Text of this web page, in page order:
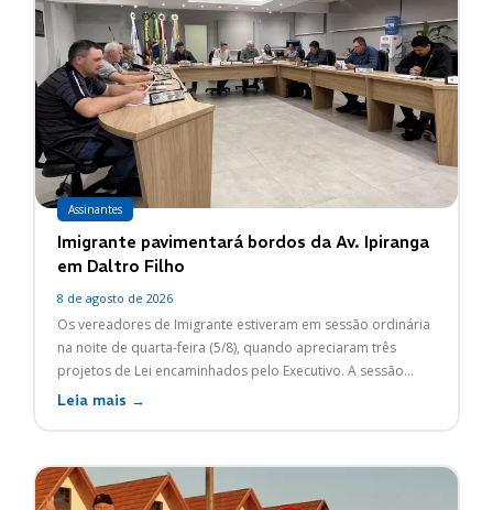
Assinantes
Imigrante pavimentará bordos da Av. Ipiranga
em Daltro Filho
8 de agosto de 2026
Os vereadores de Imigrante estiveram em sessão ordinária
na noite de quarta-feira (5/8), quando apreciaram três
projetos de Lei encaminhados pelo Executivo. A sessão...
Leia mais →